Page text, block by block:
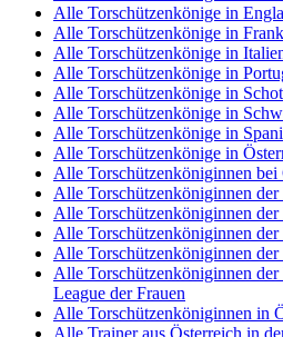
Alle Torschützenkönige in
Alle Torschützenkönige in
Alle Torschützenkönige in
Alle Torschützenkönige in
Alle Torschützenkönige in
Alle Torschützenkönige in
Alle Torschützenkönige in
Alle Torschützenkönige in
Alle Torschützenköniginnen bei
Alle Torschützenköniginnen der
Alle Torschützenköniginnen der
Alle Torschützenköniginnen
Alle Torschützenköniginnen
Alle Torschützenköniginnen der
League der Frauen
Alle Torschützenköniginnen in
Alle Trainer aus Österreich in